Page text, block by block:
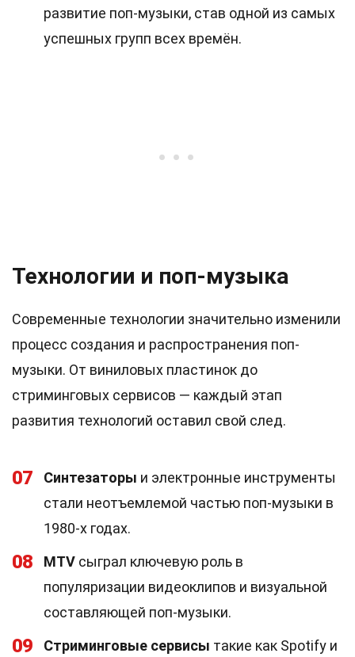
развитие поп-музыки, став одной из самых
успешных групп всех времён.
Технологии и поп-музыка
Современные технологии значительно изменили
процесс создания и распространения поп-
музыки. От виниловых пластинок до
стриминговых сервисов — каждый этап
развития технологий оставил свой след.
07 Синтезаторы и электронные инструменты
стали неотъемлемой частью поп-музыки в
1980-х годах.
08 MTV сыграл ключевую роль в
популяризации видеоклипов и визуальной
составляющей поп-музыки.
09 Стриминговые сервисы такие как Spotify и